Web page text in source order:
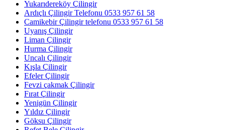
Yukarıdereköy Çilingir
Ardıçlı Çilingir Telefonu 0533 957 61 58
Camikebir Çilingir telefonu 0533 957 61 58
Uyanış Çilingir
Liman Çilingir
Hurma Çilingir
Uncalı Çilingir
Kışla Çilingir
Efeler Çilingir
Fevzi çakmak Çilingir
Fırat Çilingir
Yenigün Çilingir
Yıldız Çilingir
Göksu Çilingir